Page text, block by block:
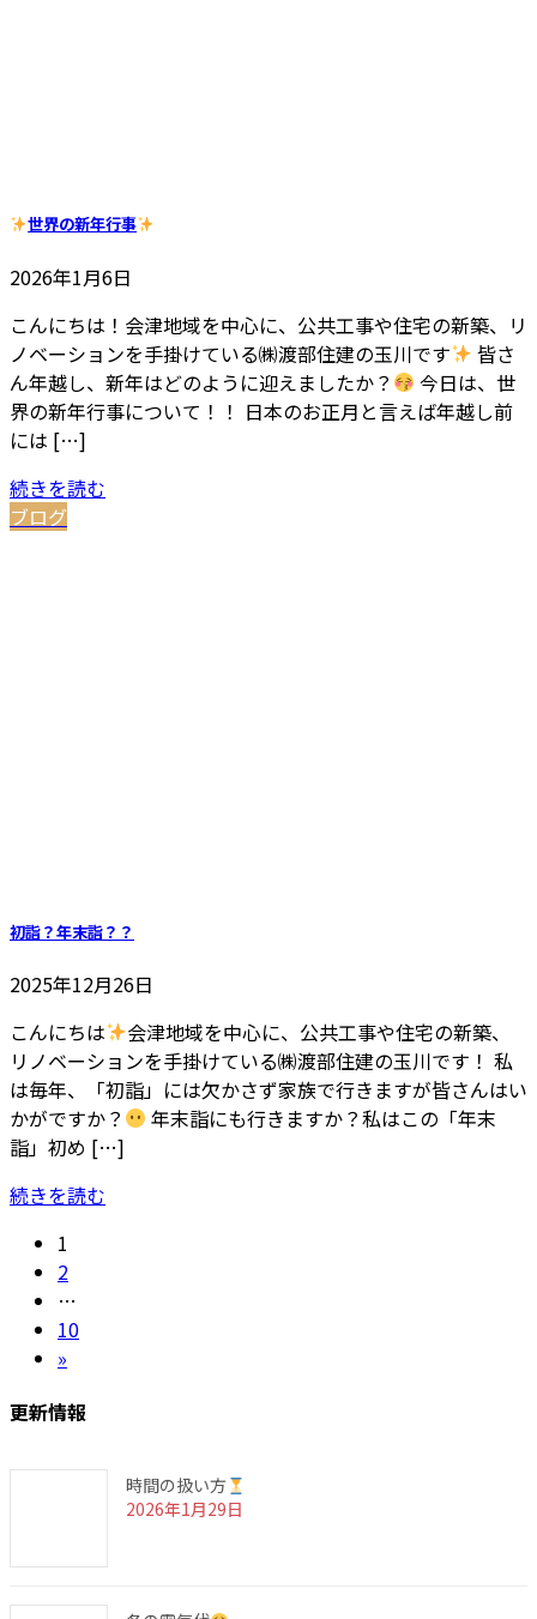
世界の新年行事
2026年1月6日
こんにちは！会津地域を中心に、公共工事や住宅の新築、リ
ノベーションを手掛けている㈱渡部住建の玉川です
皆さ
ん年越し、新年はどのように迎えましたか？
今日は、世
界の新年行事について！！ 日本のお正月と言えば年越し前
には […]
続きを読む
ブログ
初詣？年末詣？？
2025年12月26日
こんにちは
会津地域を中心に、公共工事や住宅の新築、
リノベーションを手掛けている㈱渡部住建の玉川です！ 私
は毎年、「初詣」には欠かさず家族で行きますが皆さんはい
かがですか？
年末詣にも行きますか？私はこの「年末
詣」初め […]
続きを読む
投
稿
ナ
ビ
ゲ
固
定
ペ
ー
ジ
1
固
定
ペ
ー
2
…
固
定
ー
10
»
更新情報
時間の扱い方
2026年1月29日